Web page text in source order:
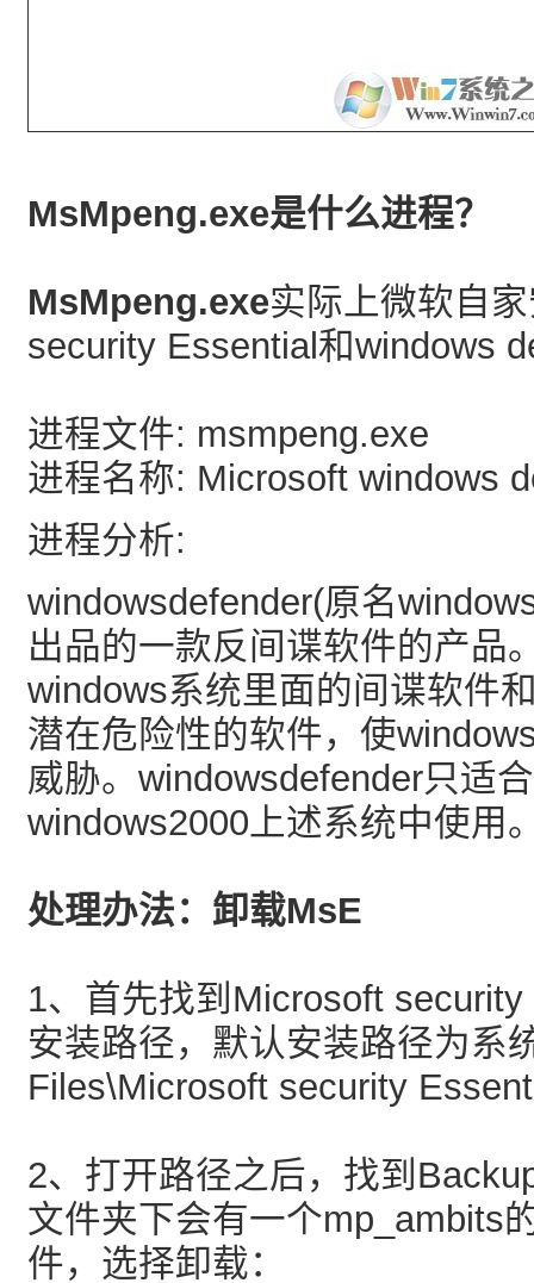
MsMpeng.exe是什么进程？
MsMpeng.exe实际上微软自
security Essential和windows
进程文件: msmpeng.exe
进程名称: Microsoft windows
进程分析:
windowsdefender(原名
出品的一款反间谍软件的产品
windows系统里面的间谍软件
潜在危险性的软件，使
威胁。windowsdefender只适
windows2000上述系统中使用
处理办法：卸载MsE
1、首先找到Microsoft
安装路径，默认安装路径为系
Files\Microsoft security
2、打开路径之后，找到
文件夹下会有一个mp_ambits
件，选择卸载：